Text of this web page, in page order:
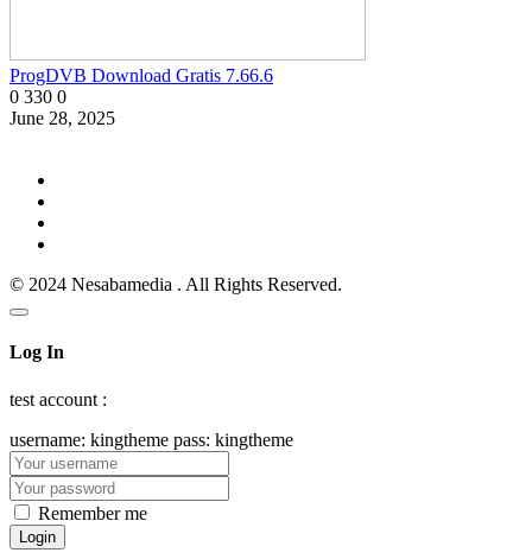
ProgDVB Download Gratis 7.66.6
0 330 0
June 28, 2025
© 2024 Nesabamedia . All Rights Reserved.
Log In
test account :
username: kingtheme pass: kingtheme
Remember me